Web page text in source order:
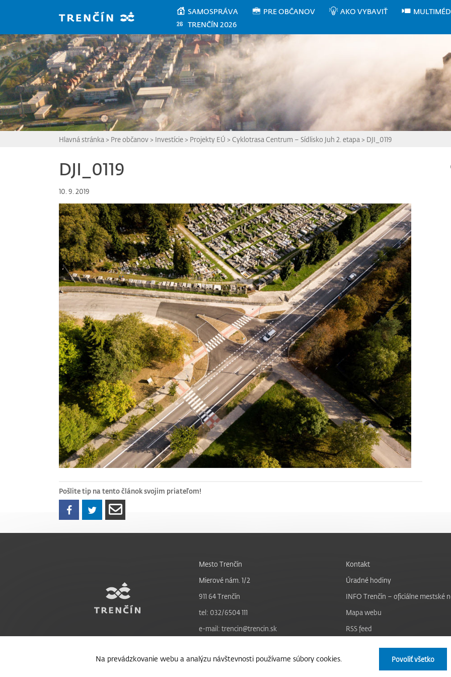
SAMOSPRÁVA PRE OBČANOV AKO VYBAVIŤ
TRENČÍN 2026
Hlavná stránka > Pre občanov> Investície> Projekty EÚ > Cyklotrasa Centrum – Sídlisko Juh 2. etapa > DJI_0119
DJI_0119
10. 9. 2019
Pošlite tip na tento článok svojim priateľom!
Na prevádzkovanie webu a analýzu návštevnosti používame súbory cookies. Povoliť všetko
Mesto Trenčín
Mierové nám. 1/2
911 64 Trenčín
tel: 032/6504 111
e-mail: trencin@trencin.sk
Kontakt
Úradné hodiny
INFO Trenčín – oficiálne mestské
Mapa webu
RSS feed